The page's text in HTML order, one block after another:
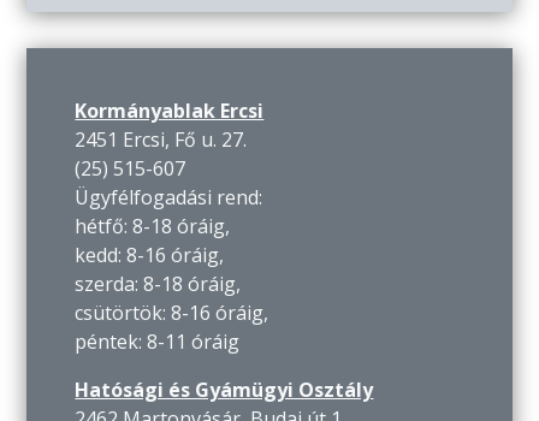
Kormányablak Ercsi
2451 Ercsi, Fő u. 27.
(25) 515-607
Ügyfélfogadási rend:
hétfő: 8-18 óráig,
kedd: 8-16 óráig,
szerda: 8-18 óráig,
csütörtök: 8-16 óráig,
péntek: 8-11 óráig
Hatósági és Gyámügyi Osztály